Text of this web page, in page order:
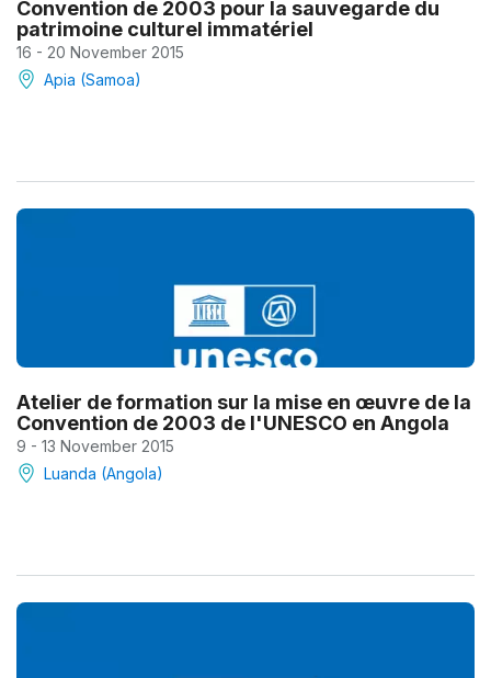
Convention de 2003 pour la sauvegarde du
patrimoine culturel immatériel
16 - 20 November 2015
Apia (Samoa)
Atelier de formation sur la mise en œuvre de la
Convention de 2003 de l'UNESCO en Angola
9 - 13 November 2015
Luanda (Angola)